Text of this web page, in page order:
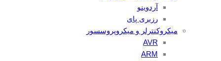
آردوینو
رزبری پای
میکروکنترلر و میکروپروسسور
AVR
ARM